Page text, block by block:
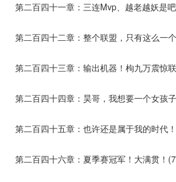
第二百四十一章：三连Mvp、越老越妖是
第二百四十二章：整个联盟，只有这么一
第二百四十三章：输出机器！枸九万震惊
第二百四十四章：昊哥，我想要一个女孩
第二百四十五章：也许还是属于我的时代
第二百四十六章：夏季赛冠军！大满贯！